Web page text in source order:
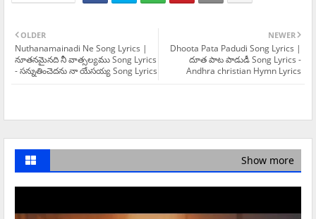
NEWER
Dhoota Pata Padudi Song Lyrics |
దూత పాట పాడుడీ Song Lyrics -
Andhra christian Hymn Lyrics
OLDER
Nuthanamainadi Ne Song Lyrics |
నూతనమైనది నీ వాత్సల్యము Song Lyrics
- సన్నుతించెదను నా యేసయ్య Song Lyrics
Show more